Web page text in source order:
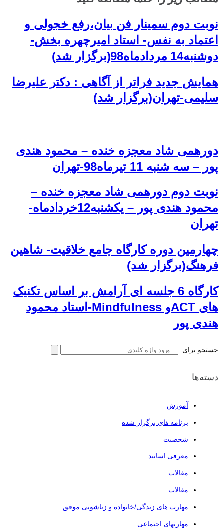
نوبت دوم سمینار فن بیان،رفع خجولی و
اعتماد به نفس- استاد امیرچهره بخش-
دوشنبه14 مردادماه98(برگزار شد)
همایش جدید فراتر از آگاهی : دکتر علیرضا
سلیمی-تهران(برگزار شد)
دورهمی شاد معجزه خنده – محمود هندی
پور – سه شنبه 11 تیرماه98-تهران
نوبت دوم دورهمی شاد معجزه خنده –
محمود هندی پور – یکشنبه12خردادماه-
تهران
چهارمین دوره کارگاه جامع خلاقیت- شاهین
فرهنگ(برگزار شد)
کارگاه 6 جلسه ای آرامش بر اساس تکنیک
های ACTو Mindfulness-استاد محمود
هندی پور
جستجو برای:
دسته‌ها
آموزش
برنامه های برگزار شده
شخصیت
معرفی اساتید
مقالات
مقالات
مهارت های زندگی/خانواده و زناشویی موفق
مهارتهای اجتماعی